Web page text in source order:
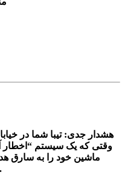
هشدار جدی: تیبا شما در
وقتی که یک سیستم “اخطار